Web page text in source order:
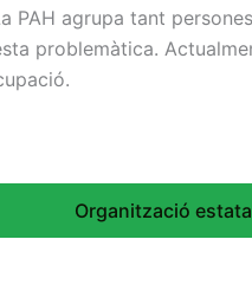
PAH agrupa tant
problemàtica.
Organització